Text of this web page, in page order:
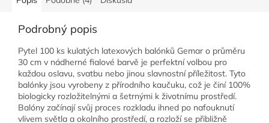
Podrobný popis
Pytel 100 ks kulatých latexových balónků Gemar o průměru
30 cm v nádherné fialové barvě je perfektní volbou pro
každou oslavu, svatbu nebo jinou slavnostní příležitost. Tyto
balónky jsou vyrobeny z přírodního kaučuku, což je činí 100%
biologicky rozložitelnými a šetrnými k životnímu prostředí.
Balóny začínají svůj proces rozkladu ihned po nafouknutí
vlivem světla a okolního prostředí, a rozloží se přibližně